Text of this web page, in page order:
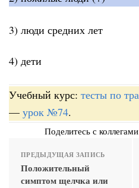
3) люди средних лет
4) дети
Учебный курс: тесты по
— урок №74.
Поделитесь с
ПРЕДЫДУЩАЯ ЗАПИСЬ
Положительный
симптом щелчка или